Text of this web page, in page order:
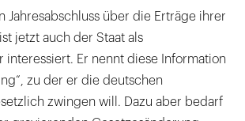
Jahresabschluss über die Erträge ihrer
jetzt auch der Staat als
interessiert. Er nennt diese Information
zu der er die deutschen
zwingen will. Dazu aber bedarf